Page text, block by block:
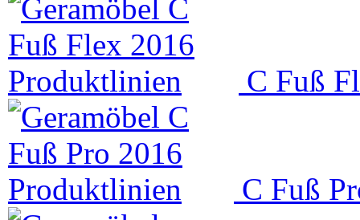
C Fuß
C Fuß